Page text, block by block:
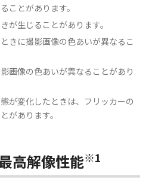
ことがあります。
が生じることがあります。
きに撮影画像の色あいが異なるこ
画像の色あいが異なることがあり
が変化したときは、フリッカーの
があります。
高解像性能※1